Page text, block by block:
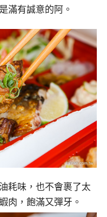
滿有誠意的阿。
耗味，也不會裹了太
肉，飽滿又彈牙。